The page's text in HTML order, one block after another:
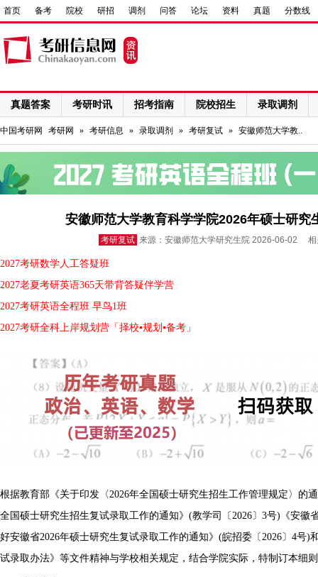
首页 备考 院校 研招 调剂 问答 论坛 资料 真题 分数线
真题答案 考研时讯 招考指南 院校招生 录取调剂
网络课程
中国考研网 考研网 » 考研信息 » 录取调剂 » 考研复试 » 安徽师范大学教..
安徽师范大学教育科学学院2026年硕士研究
考研复试 来源：安徽师范大学研究生院 2026-06-02 相
2027考研数学人工答疑班
2027老夏考研英语365天带背答疑伴学营
2027考研英语全程班 早鸟1班
2027考研全科上岸规划营「择校▪规划▪备考」
根据教育部《关于印发〈2026年全国硕士研究生招生工作管理规定〉的
全国硕士研究生招生复试录取工作的通知》(教学司〔2026〕3号)《安徽
好安徽省2026年硕士研究生复试录取工作的通知》(皖招委〔2026〕4号)
试录取办法》等文件精神与学校相关规定，结合学院实际，特制订本细